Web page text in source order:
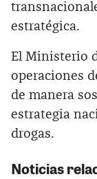
estratégica.
El Ministerio
operaciones
de manera
estrategia
drogas.
Noticias